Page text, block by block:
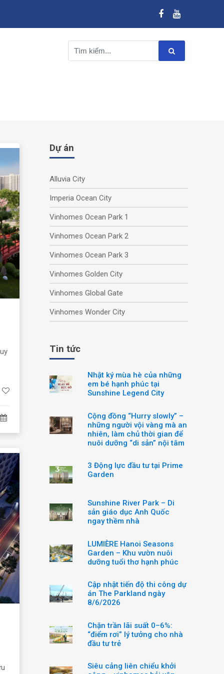
Dự án
Alluvia City
Imperia Ocean City
Vinhomes Ocean Park 1
Vinhomes Ocean Park 2
Vinhomes Ocean Park 3
Vinhomes Golden City
Vinhomes Global Gate
Vinhomes Wonder City
Tin tức
Nhật ký mùa hè của những
em bé hạnh phúc tại
Sunshine Legend City
Cộng đồng “Hurry slowly” –
những người vội vàng mà an
nhiên, làm chủ thời gian để
nuôi dưỡng “di sản” nội tâm
3 Động lực đầu tư tại Prime
Garden
Sunshine River Park – Di
sản giáo dục Anh Quốc
ngay thềm nhà
LUMIÈRE Hanoi Seasons
Garden – Khu vườn nuôi
dưỡng tuổi thơ hạnh phúc
Cập nhật tiến độ thi công dự
án The Parkland ngày
8/6/2026
Chặn trần lãi suất 0–6%:
“điểm rơi” lý tưởng cho nhà
đầu tư trẻ
Siêu cảng liên chiểu khởi